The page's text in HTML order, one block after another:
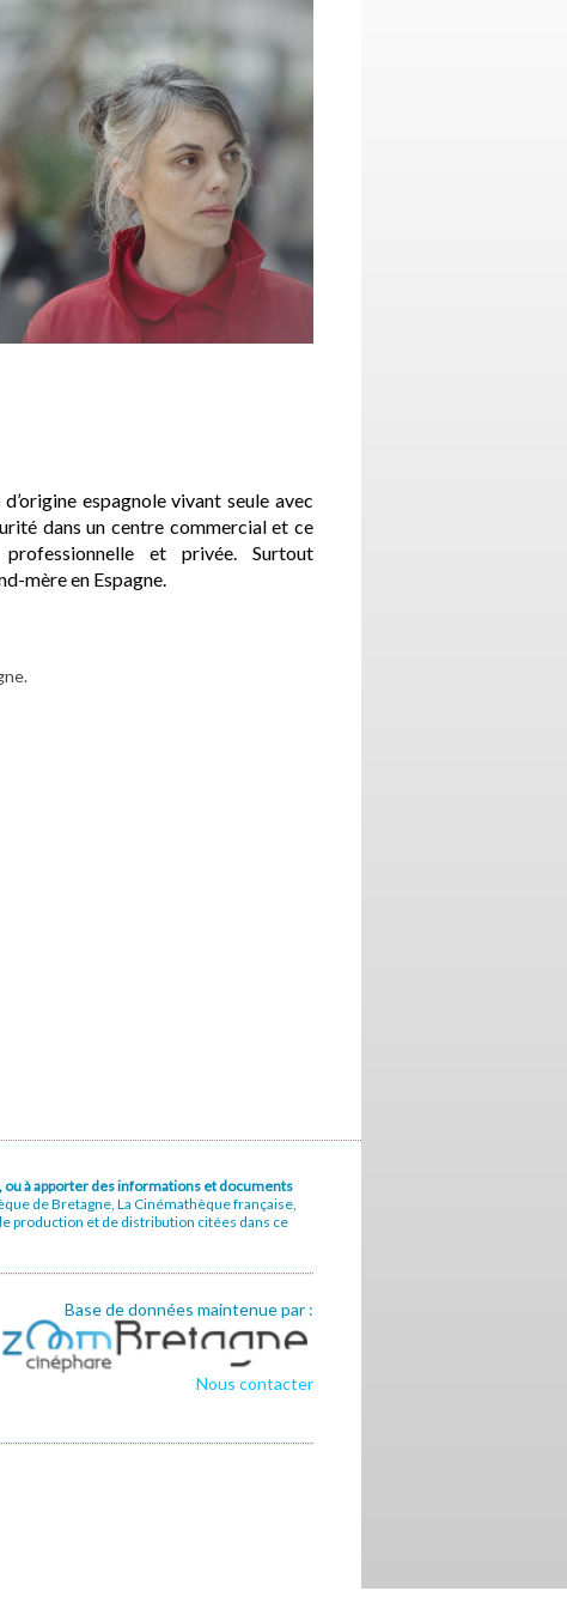
espagnole vivant seule avec
dans un centre commercial et ce
et privée. Surtout
mère en Espagne.
ou à apporter des informations et documents
de Bretagne, La Cinémathèque française,
production et de distribution citées dans ce
Base de données maintenue par :
Nous contacter